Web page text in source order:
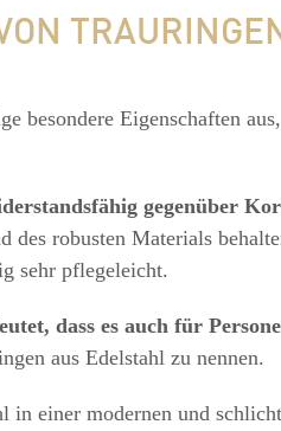
besondere Eigenschaften
gegenüber
robusten Materials
sehr pflegeleicht.
dass es auch für
aus Edelstahl zu nennen.
in einer modernen und